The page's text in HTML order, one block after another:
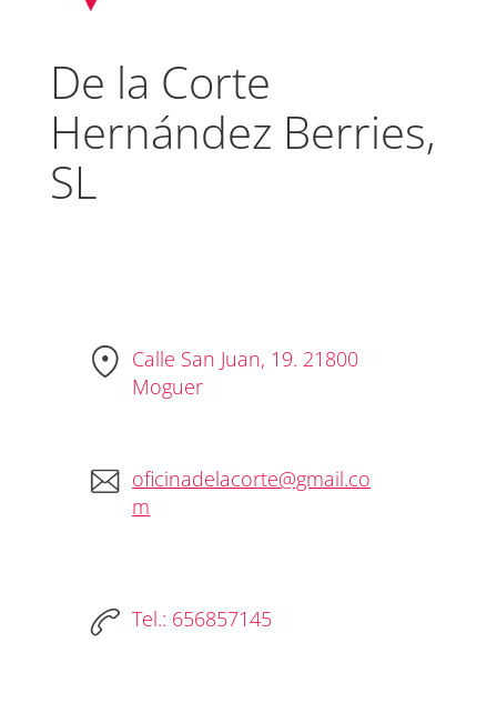
De la Corte
Hernández Berries,
SL
Calle San Juan, 19. 21800
Moguer
oficinadelacorte@gmail.co
m
Tel.: 656857145